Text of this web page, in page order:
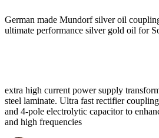
German made Mundorf silver oil
ultimate performance silver gold oil for
extra high current power supply
steel laminate. Ultra fast rectifier
and 4-pole electrolytic capacitor to
and high frequencies